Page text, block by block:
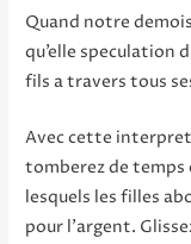
Quand notre
qu’elle speculation
fils a travers tous
Avec cette
tomberez de temps
lesquels les filles
pour l’argent.